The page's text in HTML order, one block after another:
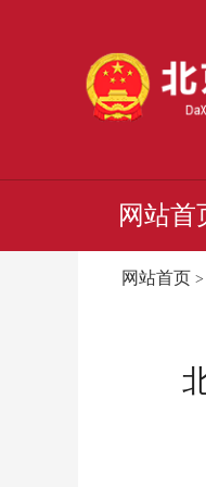
网站首
网站首页 >